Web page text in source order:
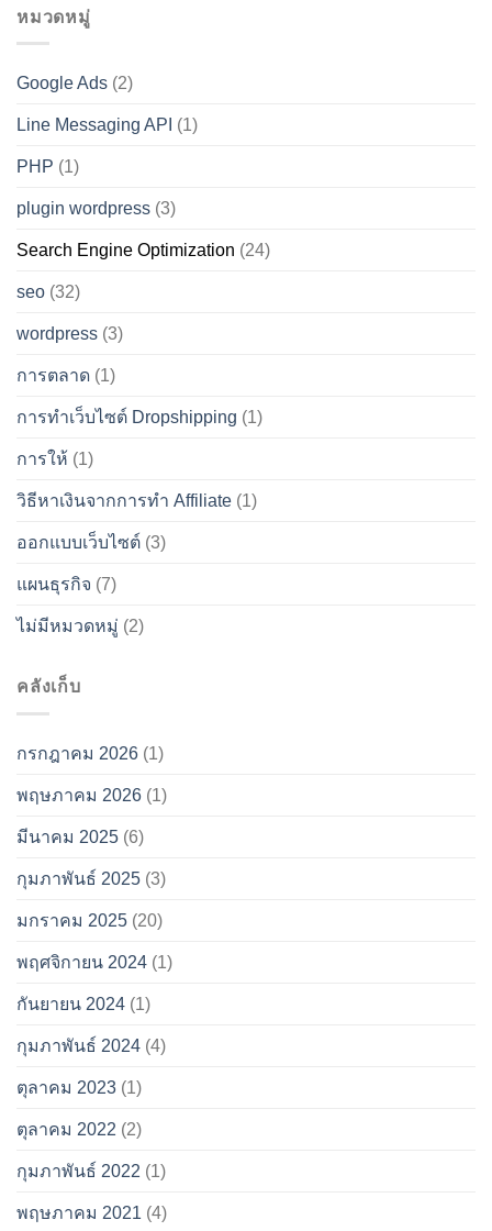
หมวดหมู่
Google Ads (2)
Line Messaging API (1)
PHP (1)
plugin wordpress (3)
Search Engine Optimization (24)
seo (32)
wordpress (3)
การตลาด (1)
การทำเว็บไซต์ Dropshipping (1)
การให้ (1)
วิธีหาเงินจากการทำ Affiliate (1)
ออกแบบเว็บไซต์ (3)
แผนธุรกิจ (7)
ไม่มีหมวดหมู่ (2)
คลังเก็บ
กรกฎาคม 2026 (1)
พฤษภาคม 2026 (1)
มีนาคม 2025 (6)
กุมภาพันธ์ 2025 (3)
มกราคม 2025 (20)
พฤศจิกายน 2024 (1)
กันยายน 2024 (1)
กุมภาพันธ์ 2024 (4)
ตุลาคม 2023 (1)
ตุลาคม 2022 (2)
กุมภาพันธ์ 2022 (1)
พฤษภาคม 2021 (4)